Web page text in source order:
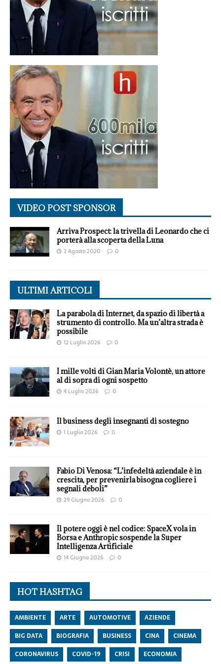
VIDEO POST SPONSOR
Arriva Prospect: la trivella di Leonardo che ci
porterà alla scoperta della Luna
2 Agosto 2020 0
ULTIMI ARTICOLI
La parabola di Internet, da spazio di libertà a
strumento di controllo. Ma un’altra strada è
possibile
12 Luglio 2026 0
I mille volti di Gian Maria Volontè, un attore
al di sopra di ogni sospetto
4 Luglio 2026 0
Il business degli insegnanti di sostegno
1 Luglio 2026 0
Fabio Di Venosa: “L’infedeltà aziendale è in
crescita, per prevenirla bisogna cogliere i
segnali deboli”
29 Giugno 2026 0
Il potere oggi è nel codice: SpaceX vola in
Borsa e Anthropic sospende la Super
Intelligenza Artificiale
14 Giugno 2026 0
HOT HASHTAG
AMBIENTE ARTE AUTOMOTIVE
AZIENDE
BIG DATA
BIOGRAFIA BUSINESS CINA
CINEMA
CORONAVIRUS
COVID-19 CRISI ECONOMIA